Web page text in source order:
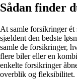
Sådan finder
At samle forsikringer ét
sjældent den bedste
samle de forsikringer,
flere biler eller en
enkelte forsikringer
overblik og fleksibilitet.